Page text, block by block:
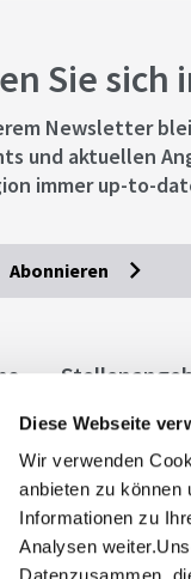
Diese Webseite
Wir verwenden
anbieten zu können
Informationen zu
Analysen
Sie
Newsletter
und aktuellen
immer up-to-
Abonnieren